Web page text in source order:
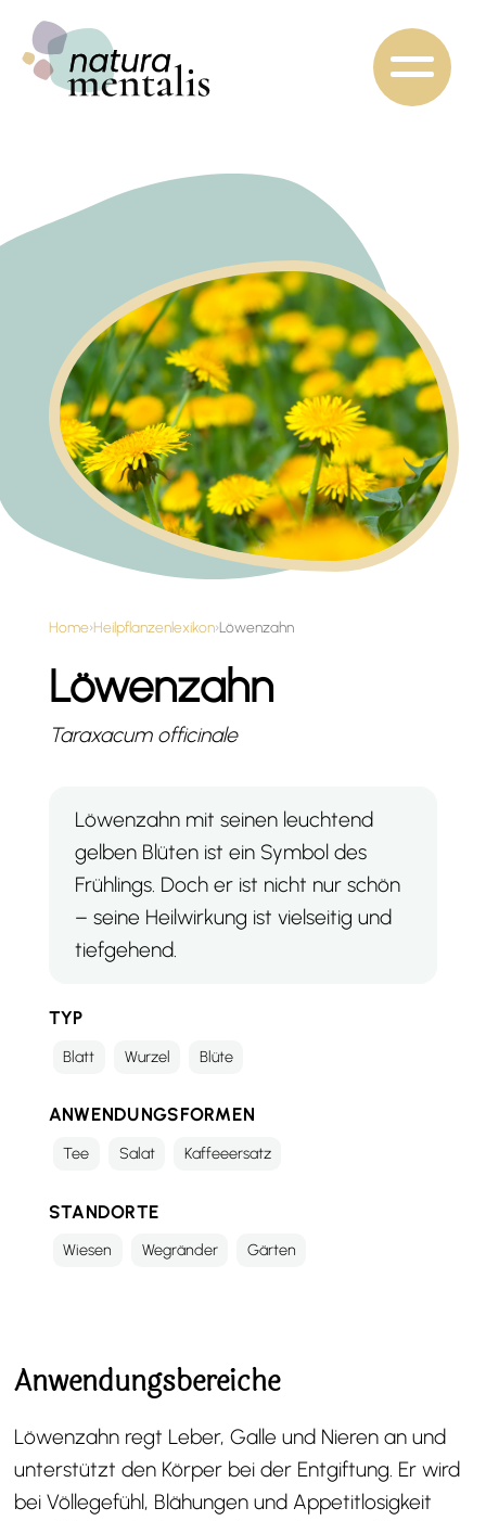
Home›Heilpflanzenlexikon›Löwenzahn
Löwenzahn
Taraxacum officinale
Löwenzahn mit seinen leuchtend
gelben Blüten ist ein Symbol des
Frühlings. Doch er ist nicht nur schön
– seine Heilwirkung ist vielseitig und
tiefgehend.
TYP
Blatt Wurzel Blüte
ANWENDUNGSFORMEN
Tee Salat Kaffeeersatz
STANDORTE
Wiesen Wegränder Gärten
Anwendungsbereiche
Löwenzahn regt Leber, Galle und Nieren an und
unterstützt den Körper bei der Entgiftung. Er wird
bei Völlegefühl, Blähungen und Appetitlosigkeit